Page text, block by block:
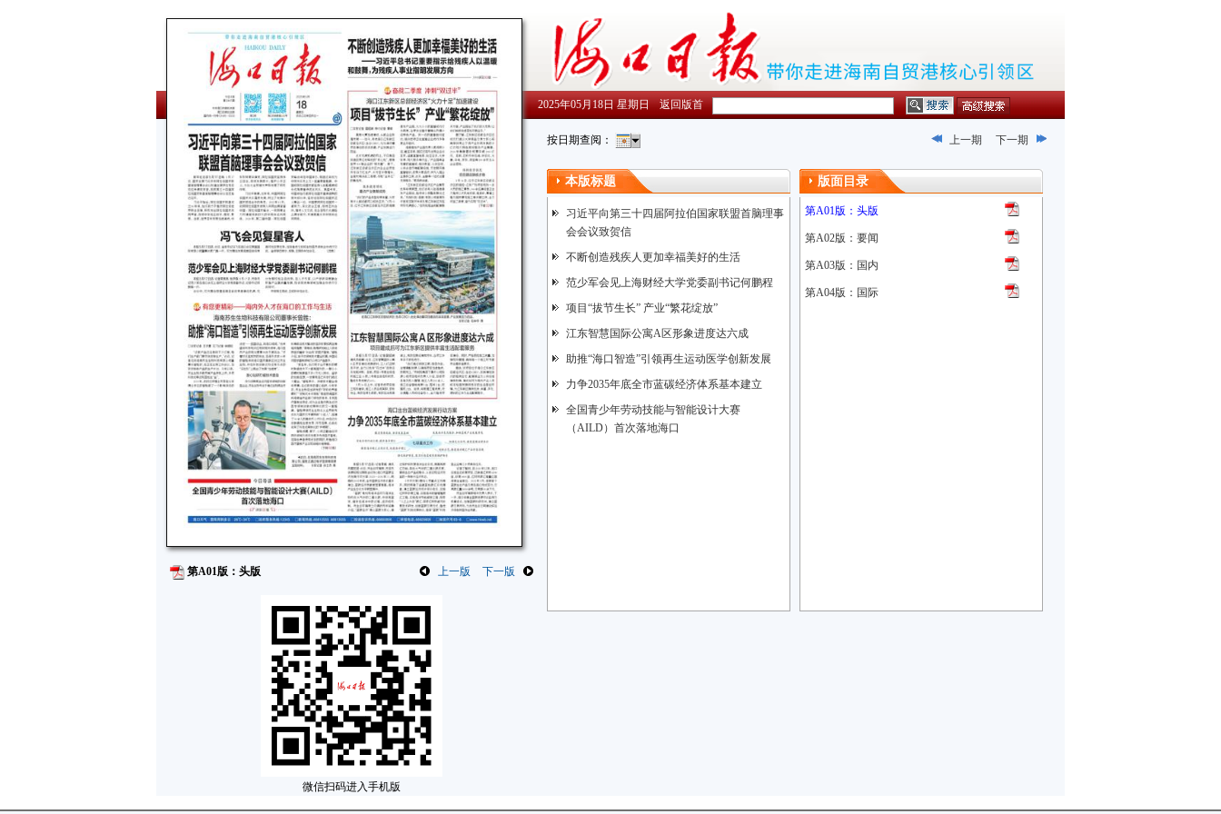
2025年05月18日 星期日 返回版首
第A01版：头版 上一版 下一版
微信扫码进入手机版
按日期查阅： 上一期 下一期
本版标题
习近平向第三十四届阿拉伯国家联盟首脑理事
会会议致贺信
不断创造残疾人更加幸福美好的生活
范少军会见上海财经大学党委副书记何鹏程
项目“拔节生长” 产业“繁花绽放”
江东智慧国际公寓A区形象进度达六成
助推“海口智造”引领再生运动医学创新发展
力争2035年底全市蓝碳经济体系基本建立
全国青少年劳动技能与智能设计大赛
（AILD）首次落地海口
版面目录
第A01版：头版
第A02版：要闻
第A03版：国内
第A04版：国际